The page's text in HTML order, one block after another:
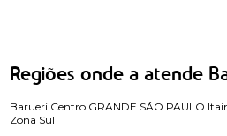
Regiões onde a atende
Barueri Centro GRANDE SÃO PAULO
Zona Sul